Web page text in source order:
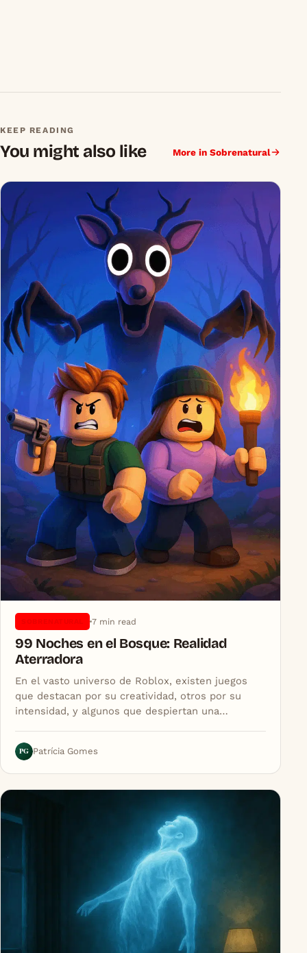
KEEP READING
You might also like More in Sobrenatural
7 min read
99 Noches en el Bosque: Realidad
Aterradora
En el vasto universo de Roblox, existen juegos
que destacan por su creatividad, otros por su
intensidad, y algunos que despiertan una…
PG Patrícia Gomes